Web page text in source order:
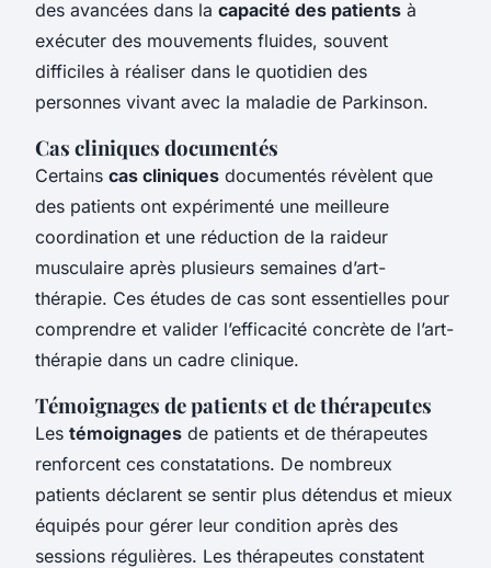
des avancées dans la capacité des patients à
exécuter des mouvements fluides, souvent
difficiles à réaliser dans le quotidien des
personnes vivant avec la maladie de Parkinson.
Cas cliniques documentés
Certains cas cliniques documentés révèlent que
des patients ont expérimenté une meilleure
coordination et une réduction de la raideur
musculaire après plusieurs semaines d’art-
thérapie. Ces études de cas sont essentielles pour
comprendre et valider l’efficacité concrète de l’art-
thérapie dans un cadre clinique.
Témoignages de patients et de thérapeutes
Les témoignages de patients et de thérapeutes
renforcent ces constatations. De nombreux
patients déclarent se sentir plus détendus et mieux
équipés pour gérer leur condition après des
sessions régulières. Les thérapeutes constatent